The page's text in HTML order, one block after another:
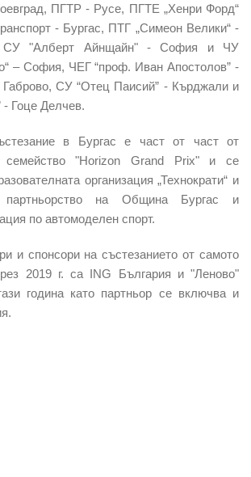
ПГТР - Русе, ПГТЕ „Хенри Форд“
- Бургас, ПТГ „Симеон Велики“ -
СУ "Алберт Айнщайн" - София и ЧУ
– София, ЧЕГ “проф. Иван Апостолов” -
СУ “Отец Паисий” - Кърджали и
- Гоце Делчев.
в Бургас е част от част от
семейство "Horizon Grand Prix" и се
организация „Технократи“ и
партньорство на Община Бургас и
по автомоделен спорт.
и спонсори на състезанието от самото
2019 г. са ING България и "Леново"
година като партньор се включва и